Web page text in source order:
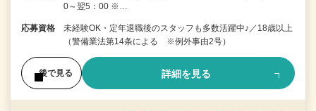
0～翌5：00 ※…
応募資格
未経験OK・定年退職後のスタッフも多数活躍中♪／18歳以上
（警備業法第14条による ※例外事由2号）
後で見る 詳細を見る